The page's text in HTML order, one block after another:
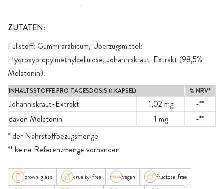
ZUTATEN:
Füllstoff: Gummi arabicum, Überzugsmittel:
Hydroxypropylmethylcellulose, Johanniskraut-Extrakt (98,5%
Melatonin).
INHALTSSTOFFE PRO TAGESDOSIS (1 KAPSEL) % NRV*
Johanniskraut-Extrakt 1,02 mg
-**
davon Melatonin
1 mg
-**
* der Nährstoffbezugsmenge
** keine Referenzmenge vorhanden
brown-glass cruelty-free vegan
fructose-free